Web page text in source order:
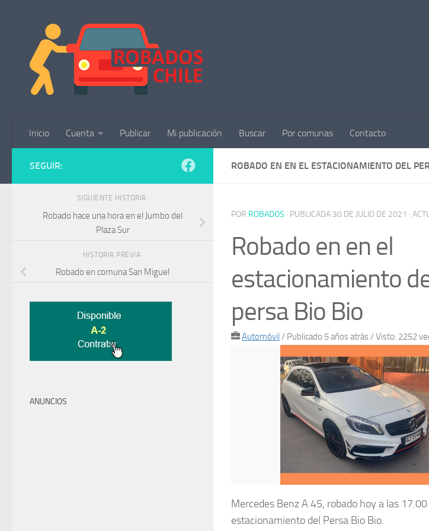
Inicio Cuenta Publicar Mi publicación Buscar Por comunas Contacto
ROBADO EN EN EL ESTACIONAMIENTO DEL
POR ROBADOS · PUBLICADA 30 DE JULIO DE 2021 ·
Robado en en el
estacionamiento
persa Bio Bio
Automóvil / Publicado 5 años atrás/ Visto: 2252
Mercedes Benz A 45, robado hoy a las
estacionamiento del Persa Bio Bio.
SEGUIR:
SIGUIENTE HISTORIA
Robado hace una hora en el Jumbo del
Plaza Sur
HISTORIA PREVIA
Robado en comuna San Miguel
ANUNCIOS